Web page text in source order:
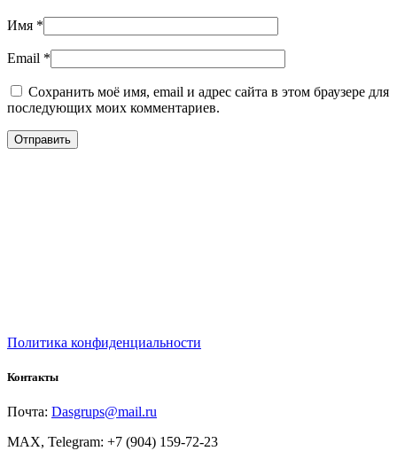
Имя *
Email *
Сохранить моё имя, email и адрес сайта в этом браузере для
последующих моих комментариев.
Политика конфиденциальности
Контакты
Почта: Dasgrups@mail.ru
MAX, Telegram: +7 (904) 159-72-23